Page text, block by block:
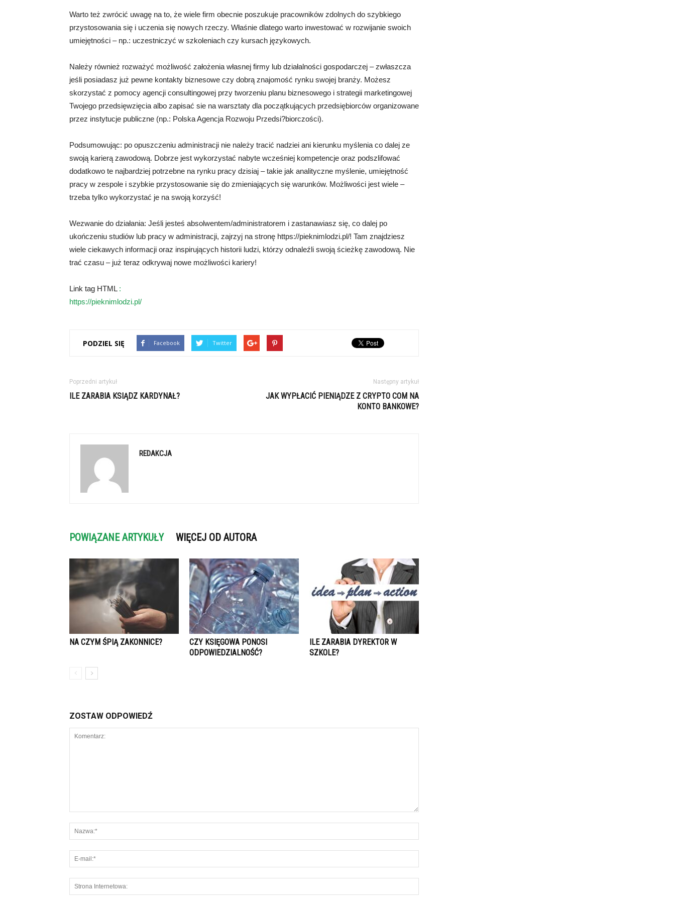
Warto też zwrócić uwagę na to, że wiele firm obecnie poszukuje pracowników zdolnych do szybkiego
przystosowania się i uczenia się nowych rzeczy. Właśnie dlatego warto inwestować w rozwijanie swoich
umiejętności – np.: uczestniczyć w szkoleniach czy kursach językowych.
Należy również rozważyć możliwość założenia własnej firmy lub działalności gospodarczej – zwłaszcza
jeśli posiadasz już pewne kontakty biznesowe czy dobrą znajomość rynku swojej branży. Możesz
skorzystać z pomocy agencji consultingowej przy tworzeniu planu biznesowego i strategii marketingowej
Twojego przedsięwzięcia albo zapisać sie na warsztaty dla początkujących przedsiębiorców organizowane
przez instytucje publiczne (np.: Polska Agencja Rozwoju Przedsi?biorczości).
Podsumowując: po opuszczeniu administracji nie należy tracić nadziei ani kierunku myślenia co dalej ze
swoją karierą zawodową. Dobrze jest wykorzystać nabyte wcześniej kompetencje oraz podszlifować
dodatkowo te najbardziej potrzebne na rynku pracy dzisiaj – takie jak analityczne myślenie, umiejętność
pracy w zespole i szybkie przystosowanie się do zmieniających się warunków. Możliwości jest wiele –
trzeba tylko wykorzystać je na swoją korzyść!
Wezwanie do działania: Jeśli jesteś absolwentem/administratorem i zastanawiasz się, co dalej po
ukończeniu studiów lub pracy w administracji, zajrzyj na stronę https://pieknimlodzi.pl/! Tam znajdziesz
wiele ciekawych informacji oraz inspirujących historii ludzi, którzy odnaleźli swoją ścieżkę zawodową. Nie
trać czasu – już teraz odkrywaj nowe możliwości kariery!
Link tag HTML :
https://pieknimlodzi.pl/
PODZIEL SIĘ Facebook Twitter
Poprzedni artykuł
ILE ZARABIA KSIĄDZ KARDYNAŁ?
Następny artykuł
JAK WYPŁACIĆ PIENIĄDZE Z CRYPTO COM NA
KONTO BANKOWE?
REDAKCJA
POWIĄZANE ARTYKUŁY WIĘCEJ OD AUTORA
NA CZYM ŚPIĄ ZAKONNICE?
CZY KSIĘGOWA PONOSI
ODPOWIEDZIALNOŚĆ?
ILE ZARABIA DYREKTOR W
SZKOLE?
ZOSTAW ODPOWIEDŹ